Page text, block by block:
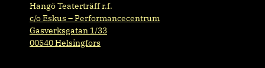
Hangö Teaterträff r.f.
c/o Eskus – Performancecentrum
Gasverksgatan 1/33
00540 Helsingfors